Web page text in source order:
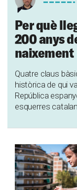
Per què
200 anys
naixement
Quatre claus
històrica de qui
República
esquerres